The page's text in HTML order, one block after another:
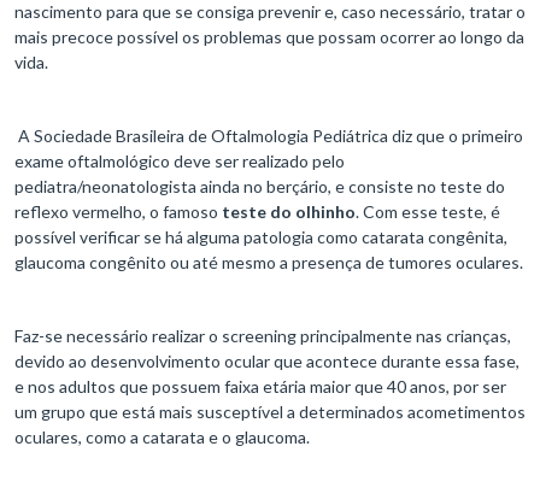
nascimento para que se consiga prevenir e, caso necessário, tratar o
mais precoce possível os problemas que possam ocorrer ao longo da
vida.
A Sociedade Brasileira de Oftalmologia Pediátrica diz que o primeiro
exame oftalmológico deve ser realizado pelo
pediatra/neonatologista ainda no berçário, e consiste no teste do
reflexo vermelho, o famoso teste do olhinho. Com esse teste, é
possível verificar se há alguma patologia como catarata congênita,
glaucoma congênito ou até mesmo a presença de tumores oculares.
Faz-se necessário realizar o screening principalmente nas crianças,
devido ao desenvolvimento ocular que acontece durante essa fase,
e nos adultos que possuem faixa etária maior que 40 anos, por ser
um grupo que está mais susceptível a determinados acometimentos
oculares, como a catarata e o glaucoma.